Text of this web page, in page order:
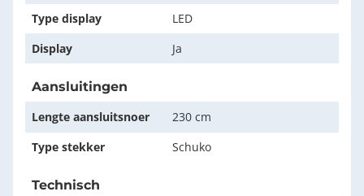
Type display
LED
Display
Ja
Aansluitingen
Lengte aansluitsnoer
230 cm
Type stekker
Schuko
Technisch